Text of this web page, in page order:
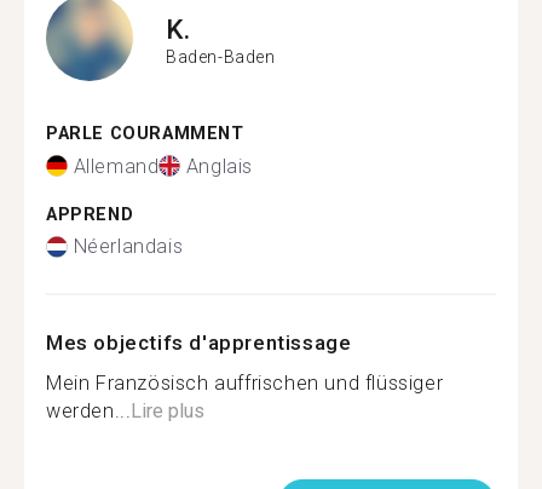
K.
Baden-Baden
PARLE COURAMMENT
Allemand Anglais
APPREND
Néerlandais
Mes objectifs d'apprentissage
Mein Französisch auffrischen und flüssiger
werden...Lire plus